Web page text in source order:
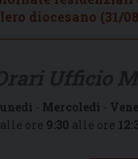
diocesano (31/
- Mercoledì -
ore 9:30 alle ore